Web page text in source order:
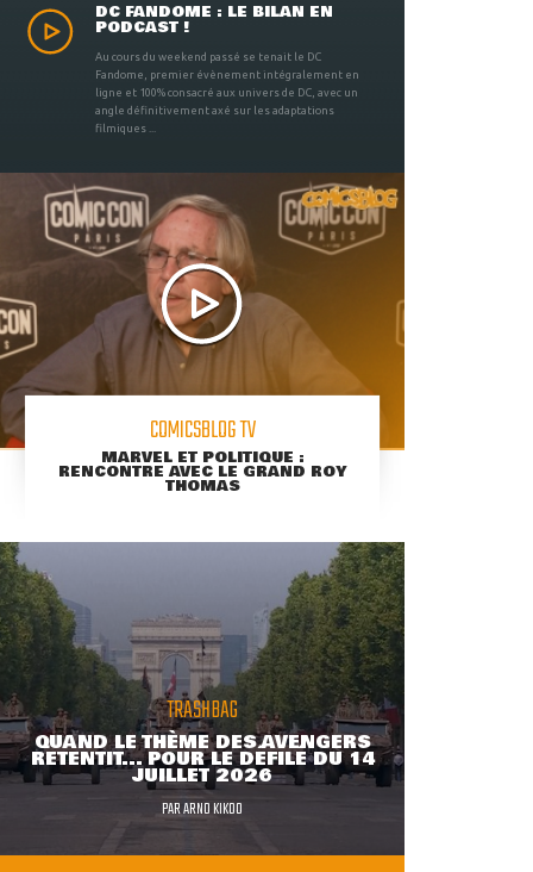
DC FANDOME : LE BILAN EN
PODCAST !
Au cours du weekend passé se tenait le DC
Fandome, premier évènement intégralement en
ligne et 100% consacré aux univers de DC, avec un
angle définitivement axé sur les adaptations
filmiques ...
COMICSBLOG TV
MARVEL ET POLITIQUE :
RENCONTRE AVEC LE GRAND ROY
THOMAS
TRASHBAG
QUAND LE THÈME DES AVENGERS
RETENTIT... POUR LE DÉFILÉ DU 14
JUILLET 2026
PARARNO KIKOO